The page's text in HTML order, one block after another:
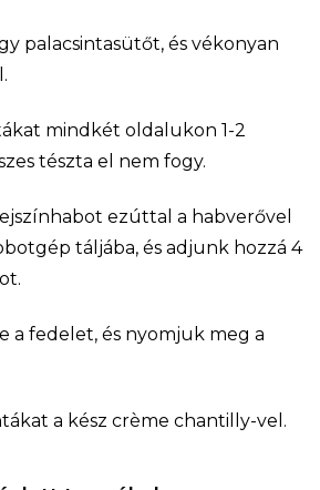
palacsintasütőt, és vékonyan
mindkét oldalukon 1-2
tészta el nem fogy.
ezúttal a habverővel
táljába, és adjunk hozzá 4
a fedelet, és nyomjuk meg a
a kész crème chantilly-vel.